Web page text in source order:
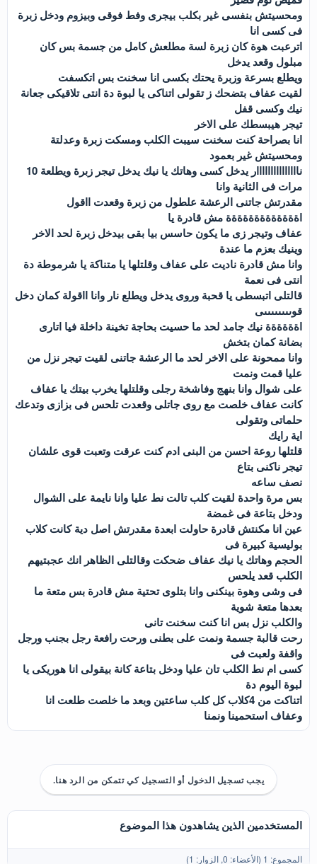
ومحسيتش بنفسى غير بكلب بيجرى وفط فوقى وبيزوم ودخل زبرة
فى كسى انا
اترعبت هوة كان زبرة لسة مطلعش كامل من جسمة بس كان
مبلول وقعد يدخل
ويطلع بسرعة وزبرة يحتك بكسى انا سخنت بس اتكسفت
لقيت عفاف بتضحك ز تقولى اتناكى يا لبوة دة انتى تلاقيكى جعانة
نيك وكسى قفل
تيجر هيبسطك على الاخر
انا بصراحة كنت سخنت سيبت الكلب ومسكت زبرة وعدلتة
ومحسيتش غير بعمود
نااااااااااااااار يدخل كسى وهاتك يا نيك يدخل تيجر زبرة ويطلعة 10
مرات فى الثانية وانا
مقدرتش جاتنى الرعشة علطول من زبرة وقعدت ااقول
اةةةةةةةةةةةةة مش قادرة يا
عفاف وتيجر زى ما يكون حاسس بيا بقى بيدخل زبرة لحد الاخر
وينيك بعزم ما عندة
وانا مش قادرة ناديت على عفاف وقلتلها يا متناكة يا شرموطة دة
انتى فى نعمة
قالتلى اتبسطى يا قحبة وروى يدخل ويطلع نار وانا ااقولة كمان دخل
قوىىىىىىىىى
اةةةةةة نيك جامد لحد ما حسيت بحاجة تخينة داخلة فيا اتارى
بضانة كمان بتخش
وانا ممحونة على الاخر لحد ما الرعشة جاتنى لقيت تيجر نزل من
عليا قمت ونمت
على شوال وانا بنهج وفاشخة رجلى وقلتلها يخرب بيتك يا عفاف
كانت عفاف خلصت مع روى جاتلى وقعدت تلحس فى بزازى وتدعك
حلماتى وتقولى
اية رايك
قلتلها روعة احسن من البنى ادم كنت عرقت وتعبت قوى علشان
تيجر ناكنى بتاع
نصف ساعه
بس مرة واحدة لقيت كلب تالت نط عليا وانا نايمة على الشوال
ودخل بتاعة فى غمضة
عين انا مكنتش قادرة حاولت ابعدة مقدرتش اصل دية كانت كلاب
بوليسية كبيرة فى
الحجم وهاتك يا نيك عفاف ضحكت وقالتلى الظاهر انك عجبتيهم
الكلب قعد يلحس
فى وشى وهوة بينكنى وانا بتلوى تحتية مش قادرة بس متعة ما
بعدها متعة شوية
والكلب نزل بس انا كنت سخنت تانى
رحت قالبة جسمة ونمت على بطنى ورحت رافعة رجل بجنب ورجل
واقفة ولعبت فى
كسى ام نط الكلب تان عليا ودخل بتاعة كانة بيقولى انا هوريكى يا
لبوة اليوم دة
اتناكت من 4كلاب كل كلب ساعتين وبعد ما خلصت طلعت انا
وعفاف استحمينا ونمنا
يجب تسجيل الدخول أو التسجيل كي تتمكن من الرد هنا.
المستخدمين الذين يشاهدون هذا الموضوع
المجموع: 1 (الأعضاء: 0, الزوار: 1)